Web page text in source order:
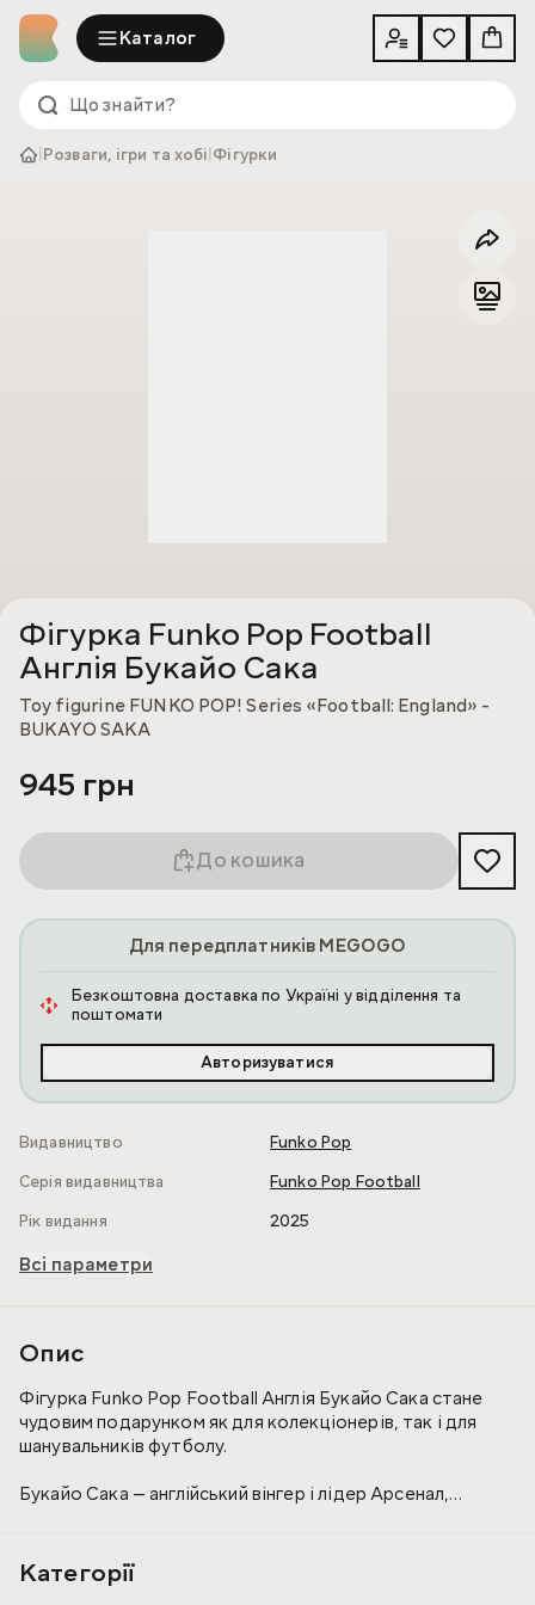
Каталог
Розваги, ігри та хобі Фігурки
Фігурка Funko Pop Football
Англія Букайо Сака
Toy figurine FUNKO POP! Series «Football: England» -
BUKAYO SAKA
945 грн
До кошика
Для передплатників MEGOGO
Безкоштовна доставка по Україні у відділення та
поштомати
Авторизуватися
Видавництво
Funko Pop
Серія видавництва
Funko Pop Football
Рік видання
2025
Всі параметри
Опис
Фігурка Funko Pop Football Англія Букайо Сака стане
чудовим подарунком як для колекціонерів, так і для
шанувальників футболу.
Букайо Сака — англійський вінгер і лідер Арсенал,
відзначається результативними діями.
Категорії